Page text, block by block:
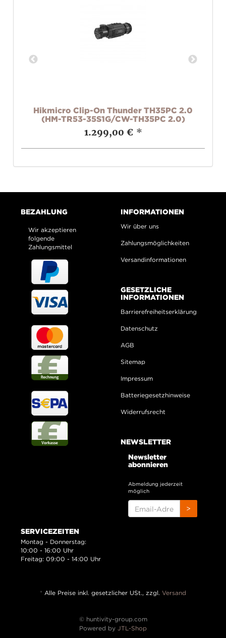
Hikmicro Clip-On Thunder TH35PC 2.0
(HM-TR53-35S1G/CW-TH35PC 2.0)
1.299,00 € *
BEZAHLUNG
Wir akzeptieren
folgende
Zahlungsmittel
INFORMATIONEN
Wir über uns
Zahlungsmöglichkeiten
Versandinformationen
GESETZLICHE
INFORMATIONEN
Barrierefreiheitserklärung
Datenschutz
AGB
Sitemap
Impressum
Batteriegesetzhinweise
Widerrufsrecht
NEWSLETTER
Newsletter
abonnieren
Abmeldung jederzeit
möglich
ADRESSE
>
SERVICEZEITEN
Montag - Donnerstag:
10:00 - 16:00 Uhr
Freitag: 09:00 - 14:00 Uhr
* Alle Preise inkl. gesetzlicher USt., zzgl. Versand
© huntivity-group.com
Powered by JTL-Shop